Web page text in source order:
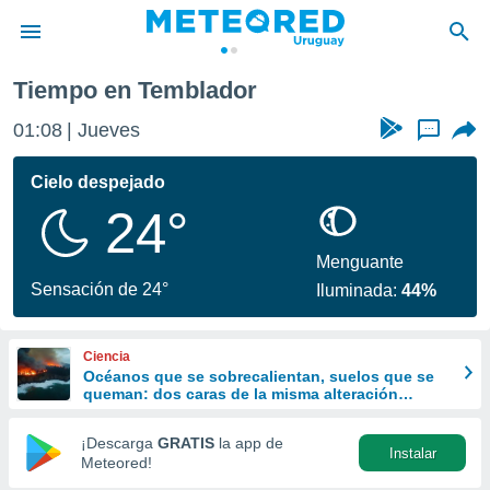
de
ha
calidad.
a este
las
y
forma
digital
basada
Tiempo en Temblador
01:08 Jueves ...
Cielo despejado
24°
Sensación de 24°
Menguante
Iluminada:44%
Ciencia
Océanos que se sobrecalientan, suelos que se
queman: dos caras de la misma alteración
¡Descarga GRATIS la app de
Meteored!
Instalar